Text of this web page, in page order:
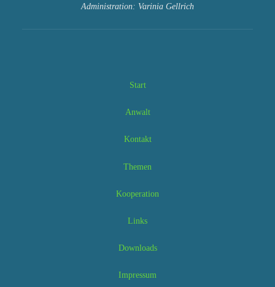
Administration: Varinia Gellrich
Start
Anwalt
Kontakt
Themen
Kooperation
Links
Downloads
Impressum